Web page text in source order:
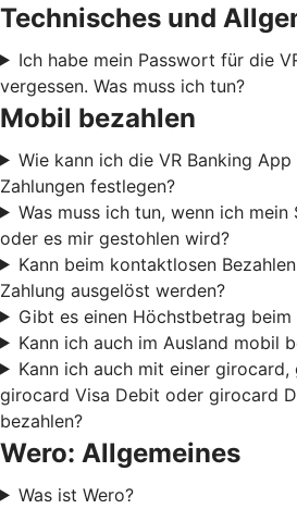
Technisches und
Ich habe mein Passwort für die
vergessen. Was muss ich tun?
Mobil bezahlen
Wie kann ich die VR Banking
Zahlungen festlegen?
Was muss ich tun, wenn ich
oder es mir gestohlen wird?
Kann beim kontaktlosen
Zahlung ausgelöst werden?
Gibt es einen Höchstbetrag beim
Kann ich auch im Ausland mobil
Kann ich auch mit einer girocard,
girocard Visa Debit oder girocard
bezahlen?
Wero: Allgemeines
Was ist Wero?